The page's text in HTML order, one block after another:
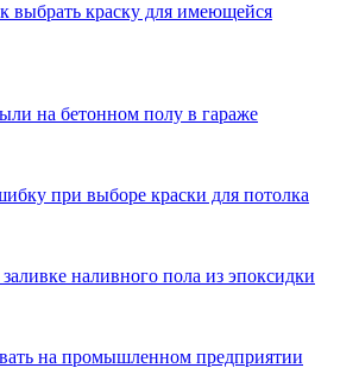
выбрать краску для имеющейся
на бетонном полу в гараже
при выборе краски для потолка
наливного пола из эпоксидки
на промышленном предприятии